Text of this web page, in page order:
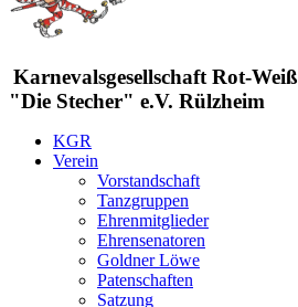
Karnevalsgesellschaft Rot-Weiß
"Die Stecher" e.V. Rülzheim
KGR
Verein
Vorstandschaft
Tanzgruppen
Ehrenmitglieder
Ehrensenatoren
Goldner Löwe
Patenschaften
Satzung